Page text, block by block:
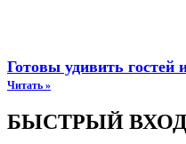
Готовы удивить гостей
Читать »
БЫСТРЫЙ